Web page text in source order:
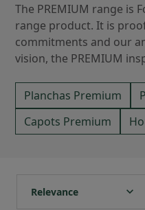
The PREMIUM range is
range product. It is
commitments and our
vision, the PREMIUM
ever more ethical taste
design based on
sustainable materials.
Planchas Premium
Capots Premium
Relevance expand_more